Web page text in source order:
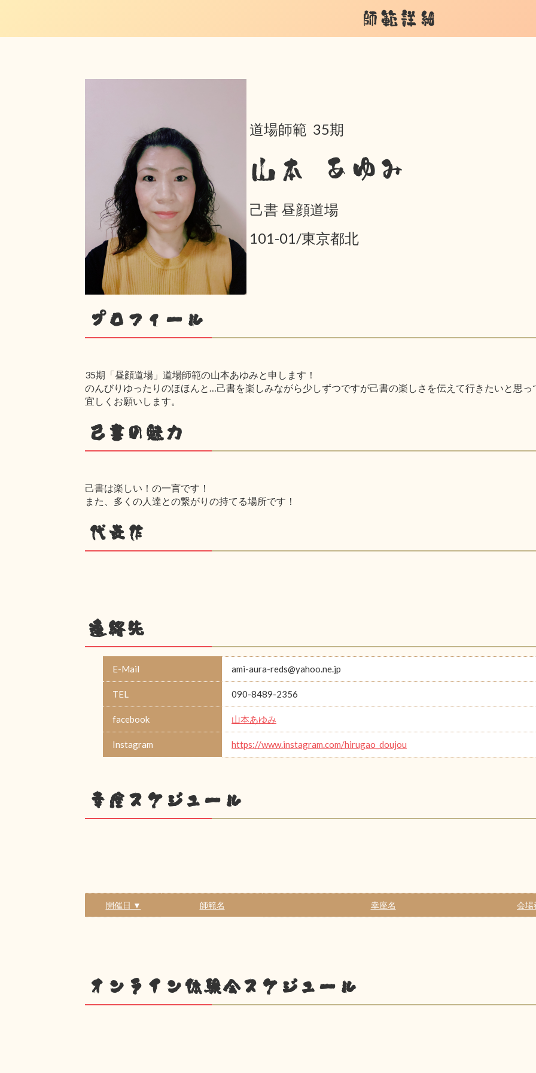
師範詳細
道場師範 35期
山本 あゆみ
己書 昼顔道場
101-01/東京都北
プロフィール
35期「昼顔道場」道場師範の山本あゆみと申します！
のんびりゆったりのほほんと…己書を楽しみながら少しずつですが己書の楽しさを伝えて行きたいと思っ
宜しくお願いします。
己書の魅力
己書は楽しい！の一言です！
また、多くの人達との繋がりの持てる場所です！
代表作
連絡先
E-Mail ami-aura-reds@yahoo.ne.jp
TEL 090-8489-2356
facebook 山本あゆみ
Instagram https://www.instagram.com/hirugao_doujou
幸座スケジュール
開催日 ▼ 師範名 幸座名 会場
オンライン体験会スケジュール